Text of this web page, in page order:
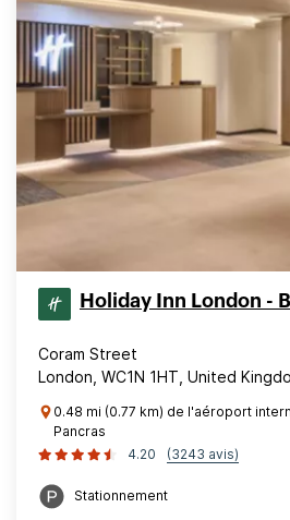
Holiday Inn London -
Coram Street
London, WC1N 1HT, United
0.48 mi (0.77 km) de l'aéroport
Pancras
4.20
(3243 avis)
Stationnement